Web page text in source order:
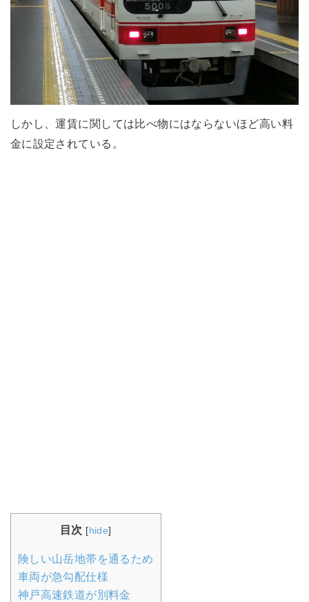
しかし、運賃に関しては比べ物にはならないほど高い料
金に設定されている。
目次 [hide]
険しい山岳地帯を通るため
車両が急勾配仕様
神戸高速鉄道が別料金